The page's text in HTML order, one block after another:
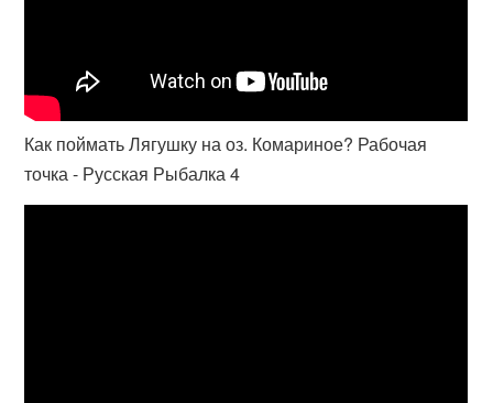
Как поймать Лягушку на оз. Комариное? Рабочая
точка - Русская Рыбалка 4